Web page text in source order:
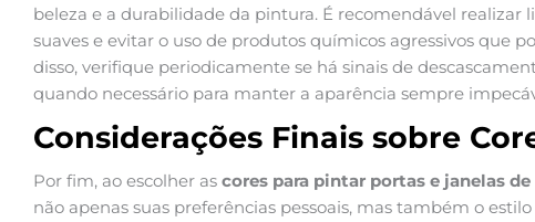
beleza e a durabilidade da pintura. É recomendável realizar
suaves e evitar o uso de produtos químicos agressivos que
disso, verifique periodicamente se há sinais de
quando necessário para manter a aparência sempre
Considerações Finais sobre
Por fim, ao escolher as cores para pintar portas e janelas
não apenas suas preferências pessoais, mas também o